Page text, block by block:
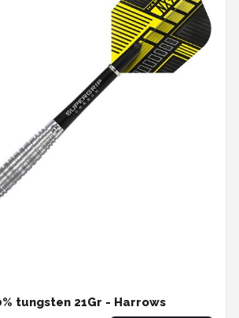
tungsten 21Gr - Harrows